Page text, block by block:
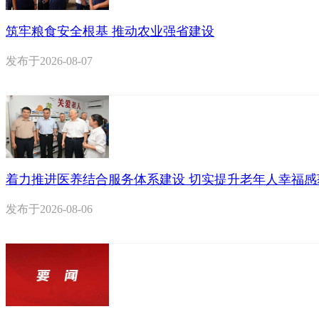
筑牢粮食安全根基 推动农业强省建设
发布于2026-08-07
着力推进医养结合服务体系建设 切实提升老年人幸福
发布于2026-08-06